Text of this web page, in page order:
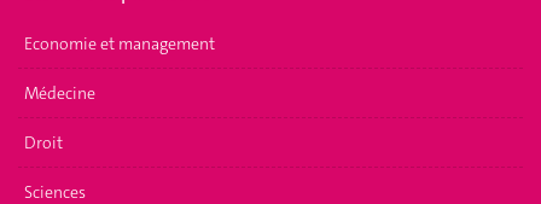
Economie et management
Médecine
Droit
Sciences